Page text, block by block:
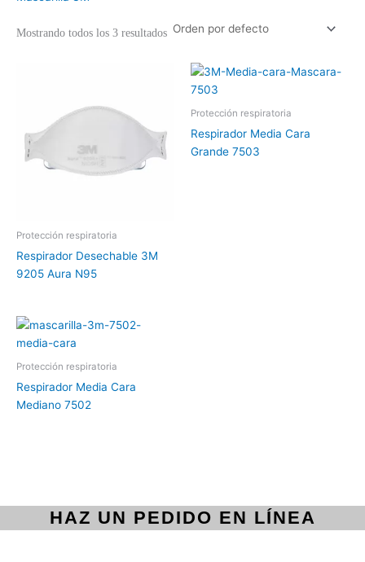
Mostrando todos los 3 resultados
Protección respiratoria
Respirador Desechable 3M
9205 Aura N95
Protección respiratoria
Respirador Media Cara
Grande 7503
Protección respiratoria
Respirador Media Cara
Mediano 7502
HAZ UN PEDIDO EN LÍNEA